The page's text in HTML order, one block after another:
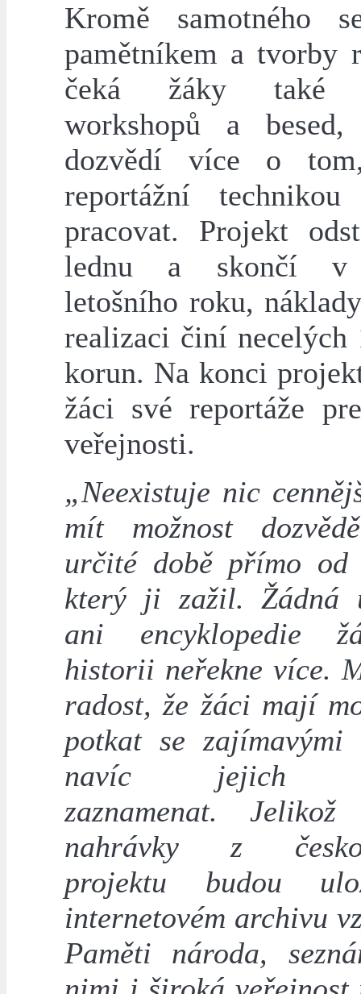
Kromě samotného
pamětníkem a tvorby
čeká žáky také
workshopů a
dozvědí více o
reportážní technikou
pracovat. Projekt
lednu a skončí v
letošního roku,
realizaci činí necelých
korun. Na konci
žáci své reportáže
veřejnosti.
„Neexistuje nic
mít možnost
určité době přímo od
který ji zažil. Žádná
ani encyklopedie
historii neřekne více.
radost, že žáci mají
potkat se
navíc jejich
zaznamenat. Jelikož
nahrávky z
projektu budou
internetovém archivu
Paměti národa,